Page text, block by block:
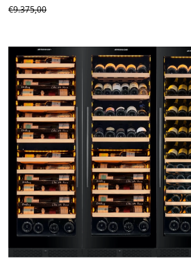
€9.375,00